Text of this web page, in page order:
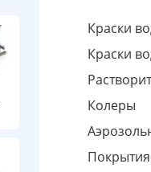
Краски
Краски
Колеры
Для клиентов всех
на части
График